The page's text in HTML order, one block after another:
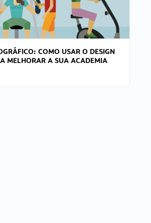
COMO USAR O DESIGN
MELHORAR A SUA ACADEMIA